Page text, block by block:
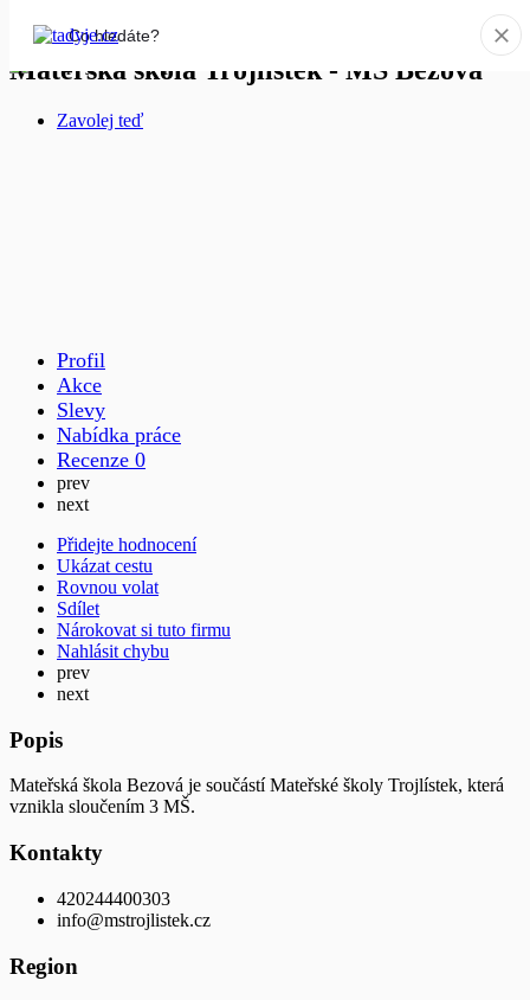
Mateřská škola Trojlístek - MŠ Bezová
Zavolej teď
Profil
Akce
Slevy
Nabídka práce
Recenze 0
prev
next
Přidejte hodnocení
Ukázat cestu
Rovnou volat
Sdílet
Nárokovat si tuto firmu
Nahlásit chybu
prev
next
Popis
Mateřská škola Bezová je součástí Mateřské školy Trojlístek, která
vznikla sloučením 3 MŠ.
Kontakty
420244400303
info@mstrojlistek.cz
Region